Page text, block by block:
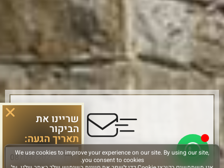
הירשמו והישארו מחוברים
שריינו את
הביקור
תאריך הגעה: